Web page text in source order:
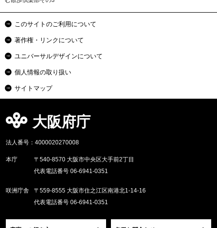
このサイトのご利用について
著作権・リンクについて
ユニバーサルデザインについて
個人情報の取り扱い
サイトマップ
大阪府庁
法人番号：4000020270008
本庁
〒540-8570 大阪市中央区大手前2丁目
代表電話番号 06-6941-0351
咲洲庁舎
〒559-8555 大阪市住之江区南港北1-14-16
代表電話番号 06-6941-0351